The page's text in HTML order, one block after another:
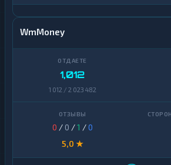
WmMoney
1,012
1 012 / 2 023 482
0 / 0 /1 /0
5,0 ★